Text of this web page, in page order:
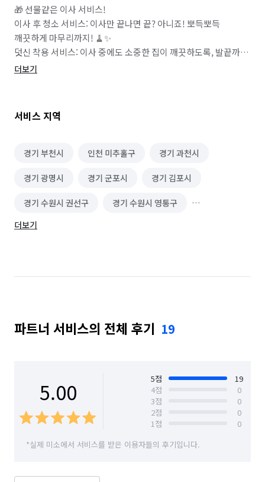
🎁 선물같은 이사 서비스!
이사 후 청소 서비스: 이사만 끝나면 끝? 아니죠! 뽀득뽀득
깨끗하게 마무리까지! 🧹✨
덧신 착용 서비스: 이사 중에도 소중한 집이 깨끗하도록, 발끝까지
신경 쓰는 센스! 🧦💫
고객님의 소중한 순간, 행복나름이사와 함께라면 걱정이 줄고
미소가 늘어날 거예요! 😊
행복은 나름이에요. 여러분의 행복을 책임질게요! 💖
고객님이 정성스럽게 적어주신 블로그도 함께 확인해보세요♡
더보기
서비스 지역
경기 부천시 인천 미추홀구 경기 과천시
경기 광명시 경기 군포시 경기 김포시
경기 수원시 권선구 경기 수원시 영통구
경기 수원시 장안구
경기 안산시 상록구 경기 안양시 동안구
경기 용인시 수지구 경기 용인시 처인구
인천 남동구
인천 동구 인천 서구
인천 연수구 인천 옹진군 인천 중구
경기 부천시 소사구 경기 부천시 원미구
경기 부천시 오정구
더보기
파트너 서비스의 전체 후기 19
5.00 5점
19
4점
0
3점
0
2점
0
1점
0
*실제 미소에서 서비스를 받은 이용자들의 후기입니다.